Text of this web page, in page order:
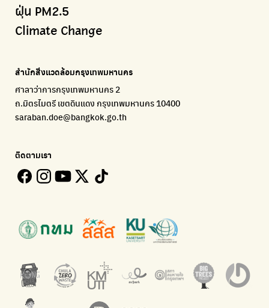
CHULA Zero Waste
จัดการขยะภายในพื้นที่อย่างเป็นระบบ
แพลตฟอร์มเพื่อสิ่งแวดล้อม
ติดตามความคืบหน้านโยบายกรุงเทพมหานคร
Kong Green Green
แอปแยกขยะได้ง่ายๆเพียงสแกนบาร์โค้ดสินค้า
Net Zero Carbon
The Sustainment
การบริหารองค์กรเพื่อสังคมและสิ่งแวดล้อม
WonWon
How to ting
การแยกขยะให้สนุก
แพลตฟอร์มการจัดการพลาสติกชีวภาพหลังการกินดื่ม
รับซื้อขยะถึงบ้าน
ECOLIFE
กำจัด E-waste อย่างถูกวิธี ตามจุดรับ และไปรษณีย์
Green map
มือวิเศษกรุงเทพ
บริจาคขยะไปอัพไซเคิลเป็นชุดพนักงานกวาดถนน
WonWon
เตะฝุ่น
แผนที่การระบายอากาศในช่วงสูงสุดของแต่ละวัน
Net Zero Carbon
Everything about our planet and more
35 Hours Bangkok Nature Play
โครงการ 35 ชั่วโมงการเรียนรู้ธรรมชาติผ่านการเล่น
ฝุ่น PM2.5
Climate Change
สำนักสิ่งแวดล้อมกรุงเทพมหานคร
ศาลาว่าการกรุงเทพมหานคร 2
ถ.มิตรไมตรี เขตดินแดง กรุงเทพมหานคร 10400
saraban.doe@bangkok.go.th
ติดตามเรา